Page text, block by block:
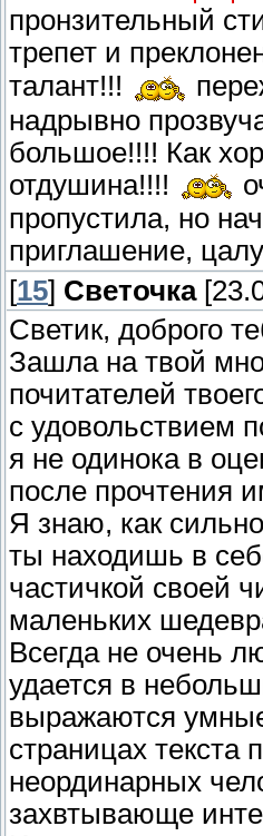
пронзительный
трепет и
талант!!!
надрывно
большое!!!! Как
отдушина!!!!
пропустила, но
приглашение,
[15] Светочка
Светик, доброго
Зашла на твой
почитателей
с удовольствием
я не одинока в
после прочтения
Я знаю, как
ты находишь в
частичкой своей
маленьких
Всегда не очень
удается в
выражаются
страницах текста
неординарных
захвтывающе